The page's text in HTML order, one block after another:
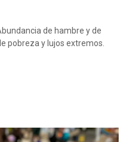
de hambre y de
pobreza y lujos extremos.